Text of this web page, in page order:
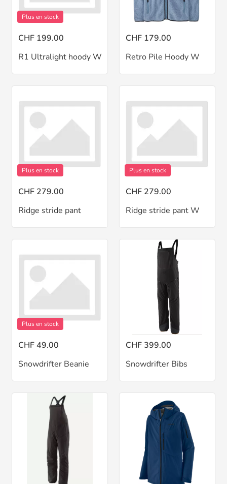
Plus en stock
CHF 199.00
R1 Ultralight hoody W
CHF 179.00
Retro Pile Hoody W
Plus en stock
CHF 279.00
Ridge stride pant
Plus en stock
CHF 279.00
Ridge stride pant W
Plus en stock
CHF 49.00
Snowdrifter Beanie
CHF 399.00
Snowdrifter Bibs